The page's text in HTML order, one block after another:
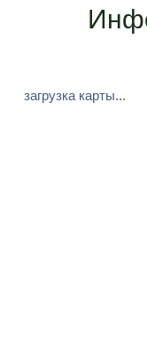
загрузка карты...